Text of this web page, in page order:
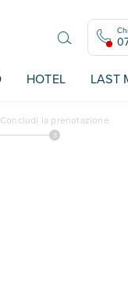
HOTEL LAST
Concludi la prenotazione